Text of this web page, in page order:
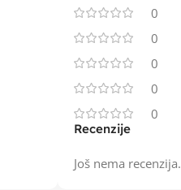
0
0
0
0
0
Recenzije
Još nema recenzija.